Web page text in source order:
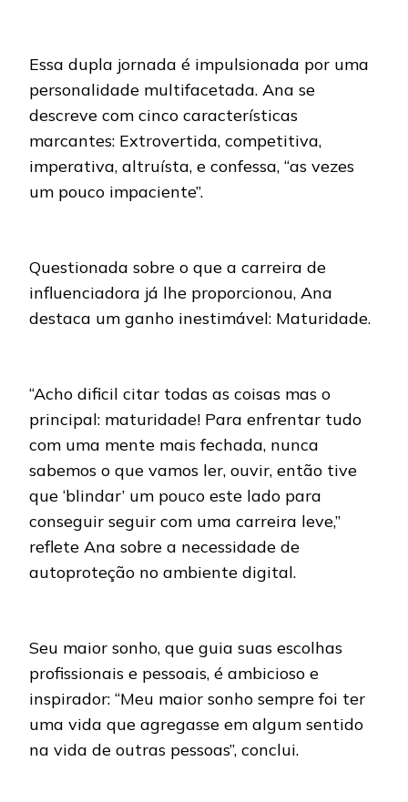
Essa dupla jornada é impulsionada por uma
personalidade multifacetada. Ana se
descreve com cinco características
marcantes: Extrovertida, competitiva,
imperativa, altruísta, e confessa, “as vezes
um pouco impaciente”.
Questionada sobre o que a carreira de
influenciadora já lhe proporcionou, Ana
destaca um ganho inestimável: Maturidade.
“Acho dificil citar todas as coisas mas o
principal: maturidade! Para enfrentar tudo
com uma mente mais fechada, nunca
sabemos o que vamos ler, ouvir, então tive
que ‘blindar’ um pouco este lado para
conseguir seguir com uma carreira leve,”
reflete Ana sobre a necessidade de
autoproteção no ambiente digital.
Seu maior sonho, que guia suas escolhas
profissionais e pessoais, é ambicioso e
inspirador: “Meu maior sonho sempre foi ter
uma vida que agregasse em algum sentido
na vida de outras pessoas”, conclui.